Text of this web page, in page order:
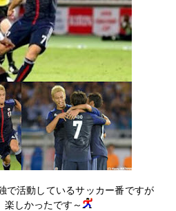
で活動しているサッカー番ですが
楽しかったです～